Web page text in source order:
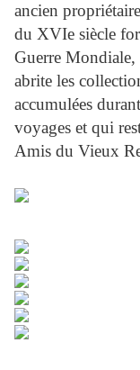
ancien
du XVIe siècle
Guerre Mondiale,
abrite les
accumulées
voyages et qui
Amis du Vieux